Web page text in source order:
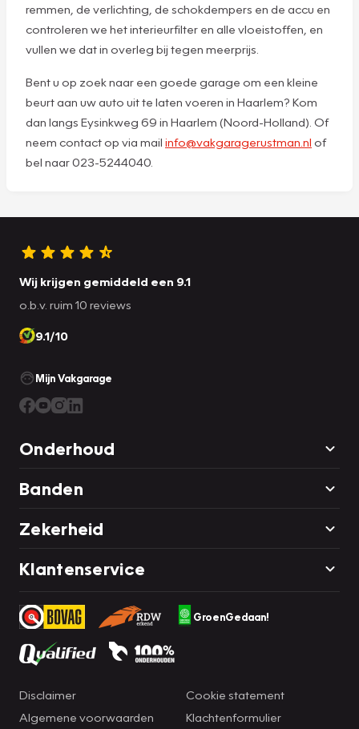
remmen, de verlichting, de schokdempers en de accu en
controleren we het interieurfilter en alle vloeistoffen, en
vullen we dat in overleg bij tegen meerprijs.
Bent u op zoek naar een goede garage om een kleine
beurt aan uw auto uit te laten voeren in Haarlem? Kom
dan langs Eysinkweg 69 in Haarlem (Noord-Holland). Of
neem contact op via mail info@vakgaragerustman.nl of
bel naar 023-5244040.
Wij krijgen gemiddeld een 9.1
o.b.v. ruim 10 reviews
9.1/10
Mijn Vakgarage
Onderhoud
Banden
Zekerheid
Klantenservice
GroenGedaan!
Disclaimer
Algemene voorwaarden
Cookie statement
Klachtenformulier